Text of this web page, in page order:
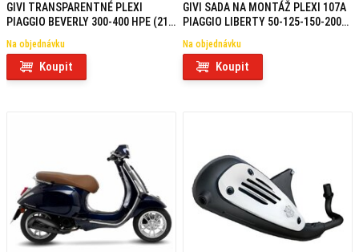
GIVI TRANSPARENTNÉ PLEXI
PIAGGIO BEVERLY 300-400 HPE (21-
Na objednávku
Koupit
GIVI SADA NA MONTÁŽ PLEXI 107A
PIAGGIO LIBERTY 50-125-150-200
Na objednávku
Koupit